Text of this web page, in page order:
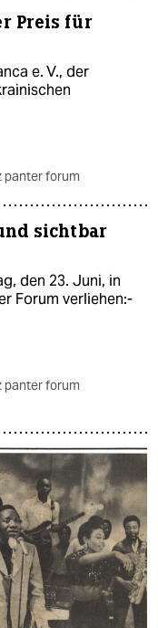
Preis für
e. V., der
panter forum
sichtbar
den 23. Juni, in
Forum ver­lie­hen:­
panter forum